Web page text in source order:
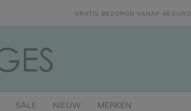
GRATIS BEZORGD VANAF 45 EURO
SALE NIEUW MERKEN